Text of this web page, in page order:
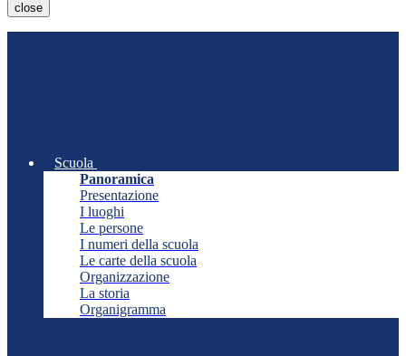
close
Scuola
Panoramica
Presentazione
I luoghi
Le persone
I numeri della scuola
Le carte della scuola
Organizzazione
La storia
Organigramma